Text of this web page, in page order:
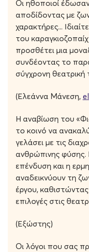
Οι ηθοποιοί
αποδίδοντας με
χαρακτήρες...
του
προσθέτει μια
συνδέοντας το
σύγχρονη θεατρική
(Ελεάννα Μάνεση,
Η αναβίωση του
το κοινό να
γελάσει με τις
ανθρώπινης φύσης.
επένδυση και η
αναδεικνύουν τη
έργου,
επιλογές στις
(Εξώστης)
Οι λόγοι που σας